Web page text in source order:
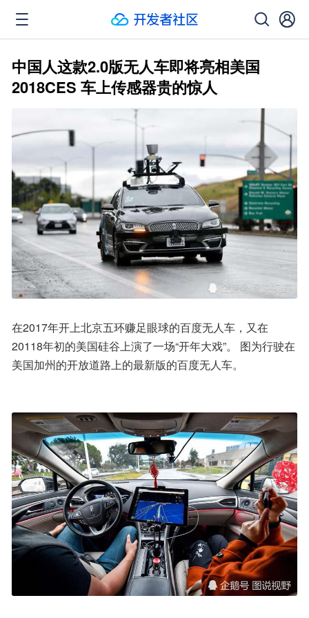
中国人这款2.0版无人车即将亮相美国
2018CES 车上传感器贵的惊人
在2017年开上北京五环赚足眼球的百度无人车，又在
20118年初的美国硅谷上演了一场“开年大戏”。 图为行驶在
美国加州的开放道路上的最新版的百度无人车。